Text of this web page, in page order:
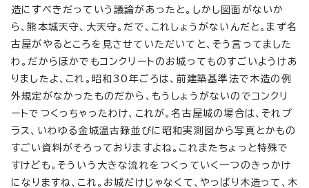
造にすべきだっていう議論があったと。しかし図面がないか
ら、熊本城天守、大天守。だで、これしょうがないんだと。まず名
古屋がやるところを見させていただいてと、そう言ってました
わ。だからほかでもコンクリートのお城ってものすごいようけあ
りましたよ、これ。昭和30年ごろは、前建築基準法で木造の例
外規定がなかったものだから、もうしょうがないのでコンクリ
ートでつくっちゃったわけ、これが。名古屋城の場合は、それプ
ラス、いわゆる金城温古録並びに昭和実測図から写真とかもの
すごい資料がそろっておりますよね。これまたちょっと特殊で
すけども。そういう大きな流れをつくっていく一つのきっかけ
になりますね、これ。お城だけじゃなくて、やっぱり木造って、木